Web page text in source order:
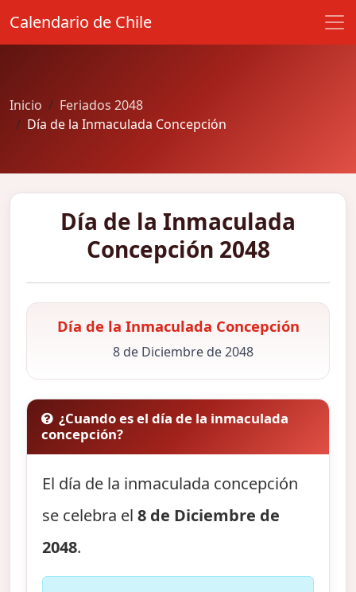
Calendario de Chile
Inicio
Feriados 2048
Día de la Inmaculada Concepción
Día de la Inmaculada
Concepción 2048
Día de la Inmaculada Concepción
8 de Diciembre de 2048
¿Cuando es el día de la inmaculada
concepción?
El día de la inmaculada concepción
se celebra el8 de Diciembre de
2048.